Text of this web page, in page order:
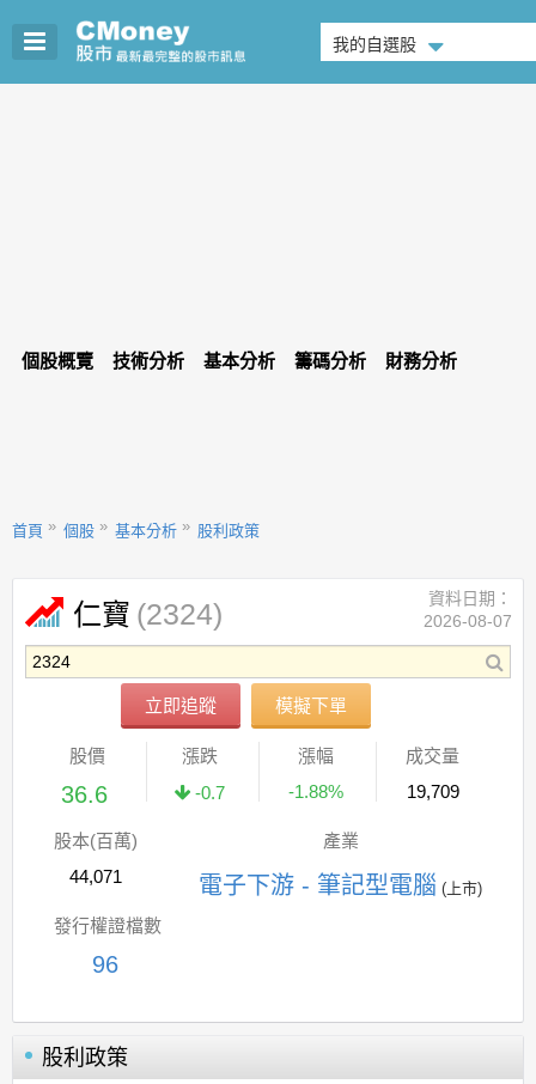
我的自選股
個股概覽 技術分析 基本分析 籌碼分析 財務分析
首頁 個股 基本分析 股利政策
仁寶 (2324)
立即追蹤 模擬下單
資料日期：
2026-08-07
股價
36.6
漲跌
-0.7
漲幅
-1.88%
成交量
19,709
股本(百萬)
44,071
產業
電子下游 - 筆記型電腦 (上市)
發行權證檔數
96
股利政策